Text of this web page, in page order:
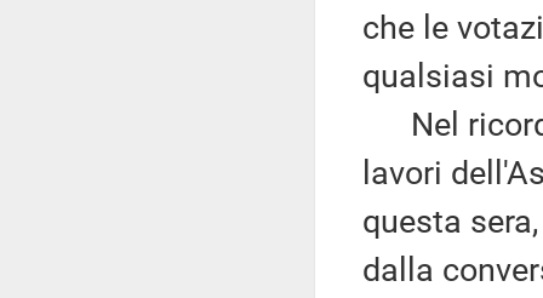
che le
qualsiasi
Nel
lavori
questa
dalla